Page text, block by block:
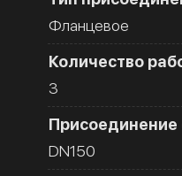
Фланцевое
Количество
3
Присоединение
DN150